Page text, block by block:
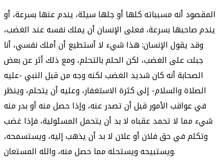
المقصود أنه مسبباته كلها أو جلها سيئة، يندم عنها بسرعة، أو
يندم صاحبها بسرعة، فعلى الإنسان أن يملك نفسه عند الغضب،
وقد يقول الإنسان: هذا شيء لا أستطيع أن أملك نفسي، أنا
جبلت على الغضب، لكن الحلم بالتحلم، ومع ذلك أثر عن بعض
الصحابة أنه كان شديد الغضب لكنه وجه من قبل النبي -عليه
الصلاة والسلام- إلى كثرة الاستغفار، وعليه أن يتحلم، وينظر
في عواقب الأمور قبل أن تصدر عنه، وإذا حصل منه أو بدر منه
شيء مما لا تحمد عقباه لا بد أن يتحمل المسئولية، فإذا غضب
وتكلم في حق فلان أو علان لا بد أن يذهب إليه، ويستسمحه،
ويستبيحه ويستحله مما حصل منه، والله المستعان.